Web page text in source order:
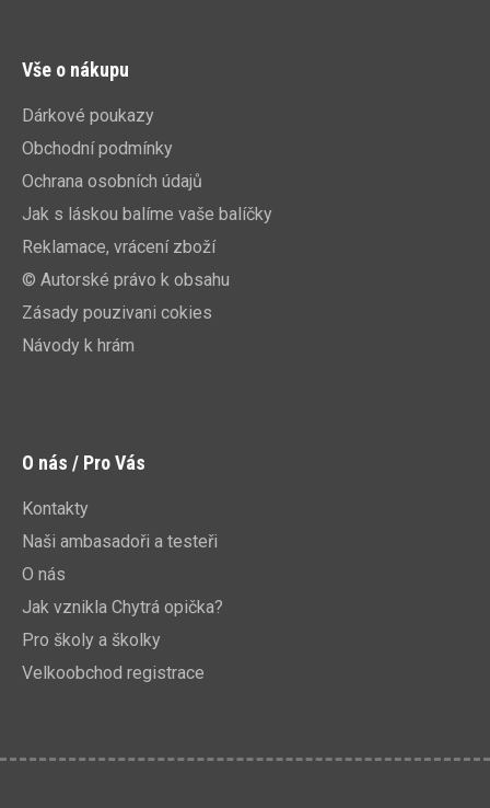
Vše o nákupu
Dárkové poukazy
Obchodní podmínky
Ochrana osobních údajů
Jak s láskou balíme vaše balíčky
Reklamace, vrácení zboží
© Autorské právo k obsahu
Zásady pouzivani cokies
Návody k hrám
O nás / Pro Vás
Kontakty
Naši ambasadoři a testeři
O nás
Jak vznikla Chytrá opička?
Pro školy a školky
Velkoobchod registrace